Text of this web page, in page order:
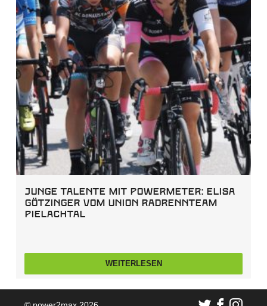
Junge Talente mit Powermeter: Elisa
Götzinger vom Union Radrennteam
Pielachtal
WEITERLESEN